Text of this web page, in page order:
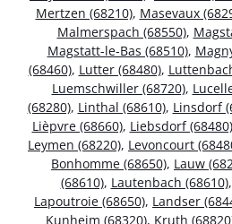
Mertzen (68210), Masevaux
Malmerspach (68550),
Magstatt-le-Bas (68510),
(68460), Lutter (68480),
Luemschwiller (68720),
(68280), Linthal (68610), Linsdorf
Lièpvre (68660), Liebsdorf (68480)
Leymen (68220), Levoncourt
Bonhomme (68650), Lauw
(68610), Lautenbach (68610),
Lapoutroie (68650), Landser
Kunheim (68320), Kruth